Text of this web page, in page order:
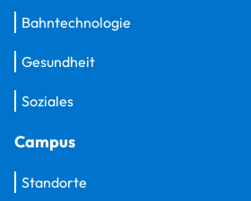
Bahntechnologie
Gesundheit
Soziales
Campus
Standorte